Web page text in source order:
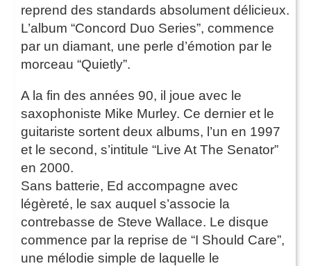
reprend des standards absolument délicieux.
L’album “Concord Duo Series”, commence
par un diamant, une perle d’émotion par le
morceau “Quietly”.
A la fin des années 90, il joue avec le
saxophoniste Mike Murley. Ce dernier et le
guitariste sortent deux albums, l’un en 1997
et le second, s’intitule “Live At The Senator”
en 2000.
Sans batterie, Ed accompagne avec
légèreté, le sax auquel s’associe la
contrebasse de Steve Wallace. Le disque
commence par la reprise de “I Should Care”,
une mélodie simple de laquelle le